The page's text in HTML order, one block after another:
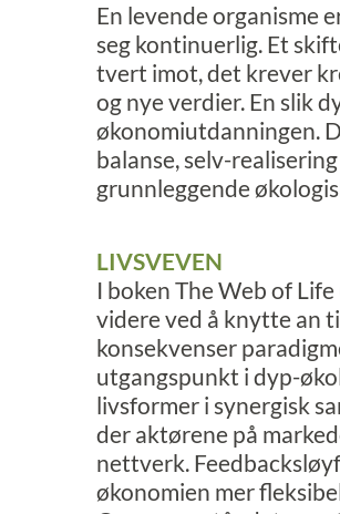
En levende organisme
seg kontinuerlig. Et
tvert imot, det krever
og nye verdier. En slik
økonomiutdanningen.
balanse, selv-
grunnleggende
LIVSVEVEN
I boken The Web of
videre ved å knytte an
konsekvenser
utgangspunkt i dyp-
livsformer i synergisk
der aktørene på
nettverk.
økonomien mer